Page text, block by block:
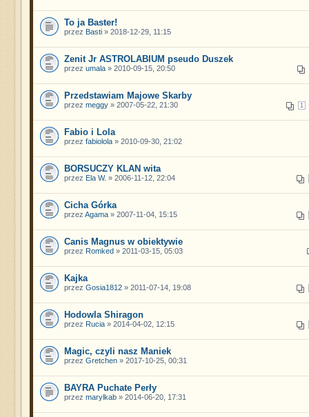
To ja Baster!
przez Basti» 2018-12-29, 11:15
Zenit Jr ASTROLABIUM pseudo Duszek
przez umala» 2010-09-15, 20:50
Przedstawiam Majowe Skarby
1
przez meggy» 2007-05-22, 21:30
Fabio i Lola
przez fabiolola» 2010-09-30, 21:02
BORSUCZY KLAN wita
przez Ela W. » 2006-11-12, 22:04
Cicha Górka
przez Agama» 2007-11-04, 15:15
Canis Magnus w obiektywie
przez Romked» 2011-03-15, 05:03
Kajka
przez Gosia1812» 2011-07-14, 19:08
Hodowla Shiragon
przez Rucia» 2014-04-02, 12:15
Magic, czyli nasz Maniek
przez Gretchen» 2017-10-25, 00:31
BAYRA Puchate Perły
przez marylkab» 2014-06-20, 17:31